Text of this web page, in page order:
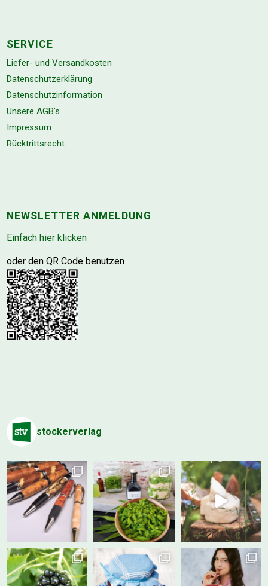
SERVICE
Liefer- und Versandkosten
Datenschutzerklärung
Datenschutzinformation
Unsere AGB’s
Impressum
Rücktrittsrecht
NEWSLETTER ANMELDUNG
Einfach hier klicken
oder den QR Code benutzen
stockerverlag